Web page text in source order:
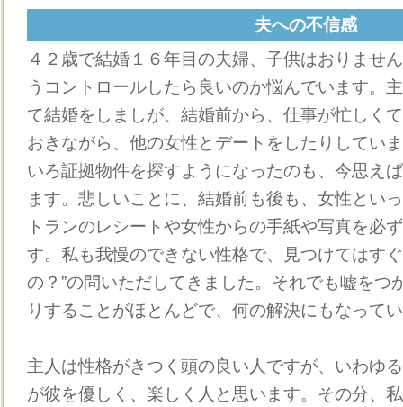
夫への不信感
４２歳で結婚１６年目の夫婦、子供はおりませ
うコントロールしたら良いのか悩んでいます。
て結婚をしましが、結婚前から、仕事が忙しく
おきながら、他の女性とデートをしたりしてい
いろ証拠物件を探すようになったのも、今思え
ます。悲しいことに、結婚前も後も、女性とい
トランのレシートや女性からの手紙や写真を必
す。私も我慢のできない性格で、見つけてはす
の？”の問いただしてきました。それでも嘘をつ
りすることがほとんどで、何の解決にもなって
主人は性格がきつく頭の良い人ですが、いわゆ
が彼を優しく、楽しく人と思います。その分、